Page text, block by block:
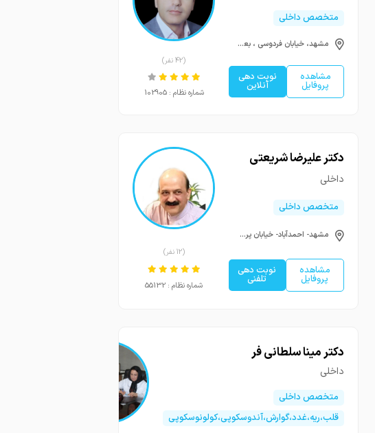
متخصص داخلی
مشهد، خیابان فردوسی ، بعد از فردوسی ۱۳ ساختمان پزشکان شهیر پلاک ۱۶۷
مشاهده
پروفایل
نوبت دهی
آنلاین
(42 نفر)
شماره نظام : 102905
دکتر علیرضا شریعتی
داخلی
متخصص داخلی
مشهد- احمدآباد- خیابان پرستار- نبش پرستار یک-ساختمان سپهرپارسیان
مشاهده
پروفایل
نوبت دهی
تلفنی
(12 نفر)
شماره نظام : 55132
دکتر مینا سلطانی فر
داخلی
متخصص داخلی
قلب،ریه،غدد،گوارش،آندوسکوپی،کولونوسکوپی